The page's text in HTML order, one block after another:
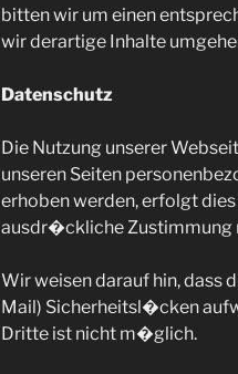
bitten wir um einen
wir derartige Inhalte
Datenschutz
Die Nutzung unserer
unseren Seiten
erhoben werden, erfolgt
ausdr�ckliche Zustimmung
Wir weisen darauf hin, dass
Mail) Sicherheitsl�cken
Dritte ist nicht m�glich.